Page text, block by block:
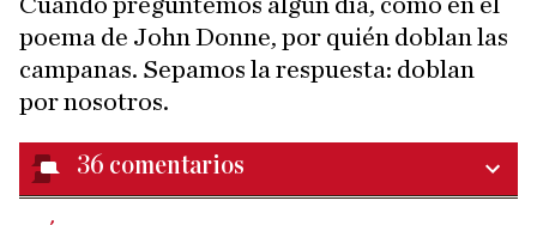
poema de John Donne, por quién doblan las
campanas. Sepamos la respuesta: doblan
por nosotros.
36 comentarios